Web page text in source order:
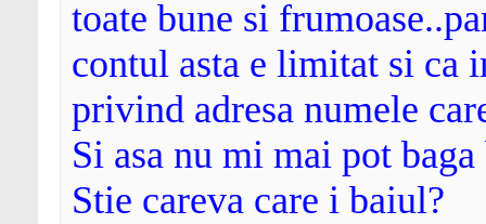
toate bune si
contul asta e limitat si ca
privind adresa numele
Si asa nu mi mai pot
Stie careva care i baiul?